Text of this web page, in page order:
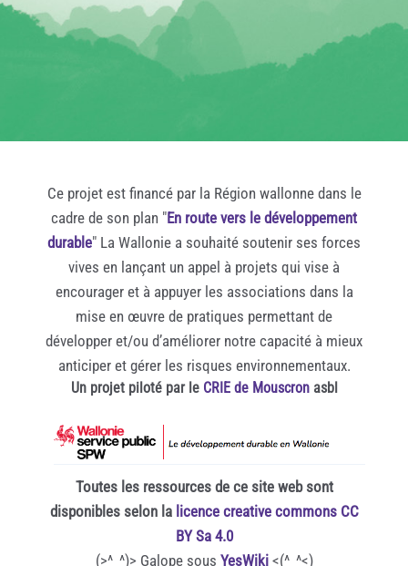
Ce projet est financé par la Région wallonne dans le
cadre de son plan "En route vers le développement
durable" La Wallonie a souhaité soutenir ses forces
vives en lançant un appel à projets qui vise à
encourager et à appuyer les associations dans la
mise en œuvre de pratiques permettant de
développer et/ou d’améliorer notre capacité à mieux
anticiper et gérer les risques environnementaux.
Un projet piloté par le CRIE de Mouscronasbl
Toutes les ressources de ce site web sont
disponibles selon la licence creative commons CC
BY Sa 4.0
(>^_^)> Galope sous YesWiki<(^_^<)